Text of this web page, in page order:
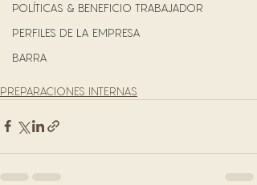
POLÍTICAS & BENEFICIO TRABAJADOR
PERFILES DE LA EMPRESA
BARRA
PREPARACIONES INTERNAS